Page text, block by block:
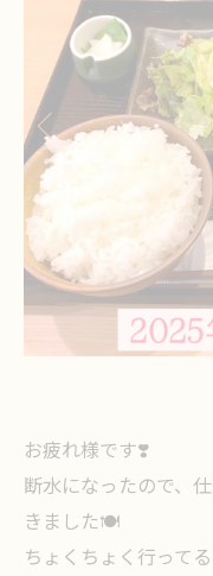
お疲れ様です❣️
断水になったので、
きました🍽
ちょくちょく行って